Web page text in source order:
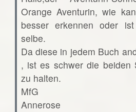
Orange Aventurin, wie
besser erkennen oder
selbe.
Da diese in jedem Buch
, ist es schwer die beiden
zu halten.
MfG
Annerose